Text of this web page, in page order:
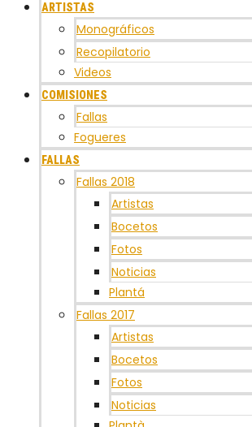
ARTISTAS
Monográficos
Recopilatorio
Videos
COMISIONES
Fallas
Fogueres
FALLAS
Fallas 2018
Artistas
Bocetos
Fotos
Noticias
Plantá
Fallas 2017
Artistas
Bocetos
Fotos
Noticias